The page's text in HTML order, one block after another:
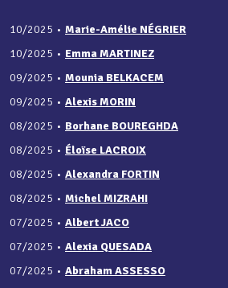
10/2025 • Marie-Amélie NÉGRIER
10/2025 • Emma MARTINEZ
09/2025 • Mounia BELKACEM
09/2025 • Alexis MORIN
08/2025 • Borhane BOUREGHDA
08/2025 • Éloïse LACROIX
08/2025 • Alexandra FORTIN
08/2025 • Michel MIZRAHI
07/2025 • Albert JACO
07/2025 • Alexia QUESADA
07/2025 • Abraham ASSESSO